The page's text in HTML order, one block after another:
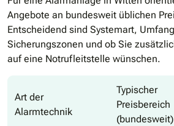
Angebote an bundesweit üblichen
Entscheidend sind Systemart,
Sicherungszonen und ob Sie
auf eine Notrufleitstelle wünschen.
Art der
Alarmtechnik
Typischer
Preisbereich
(bundesweit)